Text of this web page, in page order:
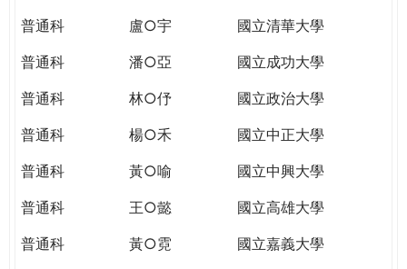
格。r
e
普通科
盧○宇
國立清華大學
普通科
潘○亞
國立成功大學
普通科
林○伃
國立政治大學
普通科
楊○禾
國立中正大學
普通科
黃○喻
國立中興大學
普通科
王○懿
國立高雄大學
普通科
黃○霓
國立嘉義大學